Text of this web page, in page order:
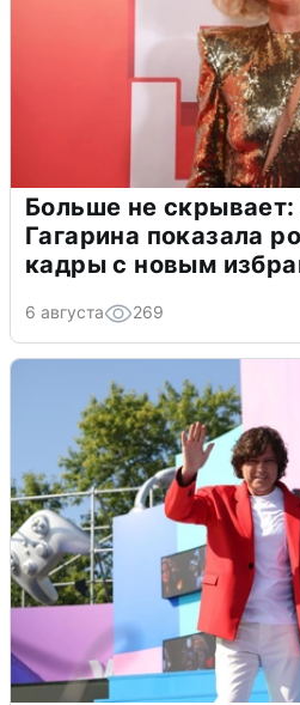
Больше не скрывает:
Гагарина показала
кадры с новым
6 августа 269